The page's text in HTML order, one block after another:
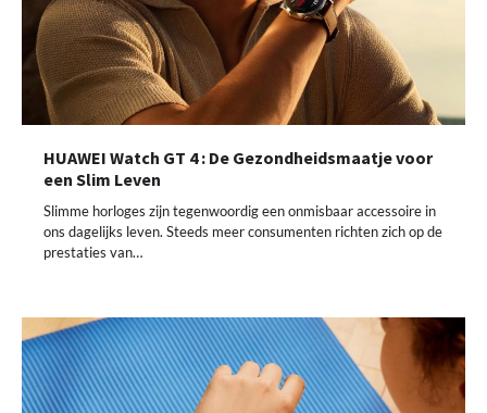
HUAWEI Watch GT 4 : De Gezondheidsmaatje voor
een Slim Leven
Slimme horloges zijn tegenwoordig een onmisbaar accessoire in
ons dagelijks leven. Steeds meer consumenten richten zich op de
prestaties van…